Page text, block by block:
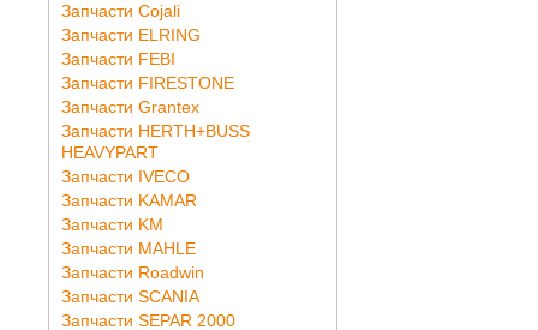
Запчасти Cojali
Запчасти ELRING
Запчасти FEBI
Запчасти FIRESTONE
Запчасти Grantex
Запчасти HERTH+BUSS
HEAVYPART
Запчасти IVECO
Запчасти KAMAR
Запчасти KM
Запчасти MAHLE
Запчасти Roadwin
Запчасти SCANIA
Запчасти SEPAR 2000